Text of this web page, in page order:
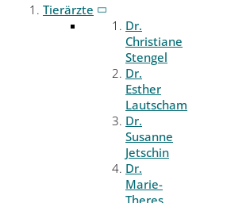
Tierärzte
Dr.
Christiane
Stengel
Dr.
Esther
Lautscham
Dr.
Susanne
Jetschin
Dr.
Marie-
Theres